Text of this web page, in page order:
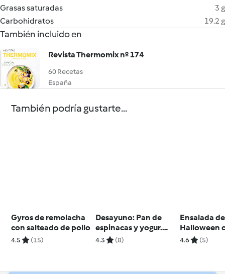
Grasas saturadas
3 g
Carbohidratos
19.2 g
También incluido en
Revista Thermomix nº 174
60 Recetas
España
También podría gustarte...
Gyros de remolacha
con salteado de pollo
4.5 (15)
Desayuno: Pan de
espinacas y yogur.
Batido de fresa y
4.3 (8)
Ensalada de
Halloween
hummus
4.6 (5)